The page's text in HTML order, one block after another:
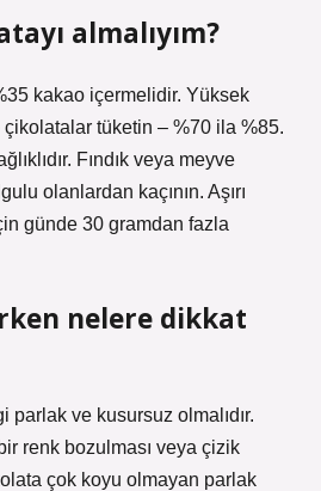
almalıyım?
kakao içermelidir. Yüksek
tüketin – %70 ila %85.
Fındık veya meyve
olanlardan kaçının. Aşırı
günde 30 gramdan fazla
nelere dikkat
parlak ve kusursuz olmalıdır.
renk bozulması veya çizik
çok koyu olmayan parlak